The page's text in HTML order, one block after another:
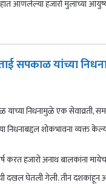
आणलेल्या हजारो मुलांच्या
सपकाळ यांच्या
निधनामुळे एक सेवाव्रती,
निधनाबद्दल शोकभावना व्यक्त
करत हजारो अनाथ बालकांना
दखल घेतली गेली. तीन